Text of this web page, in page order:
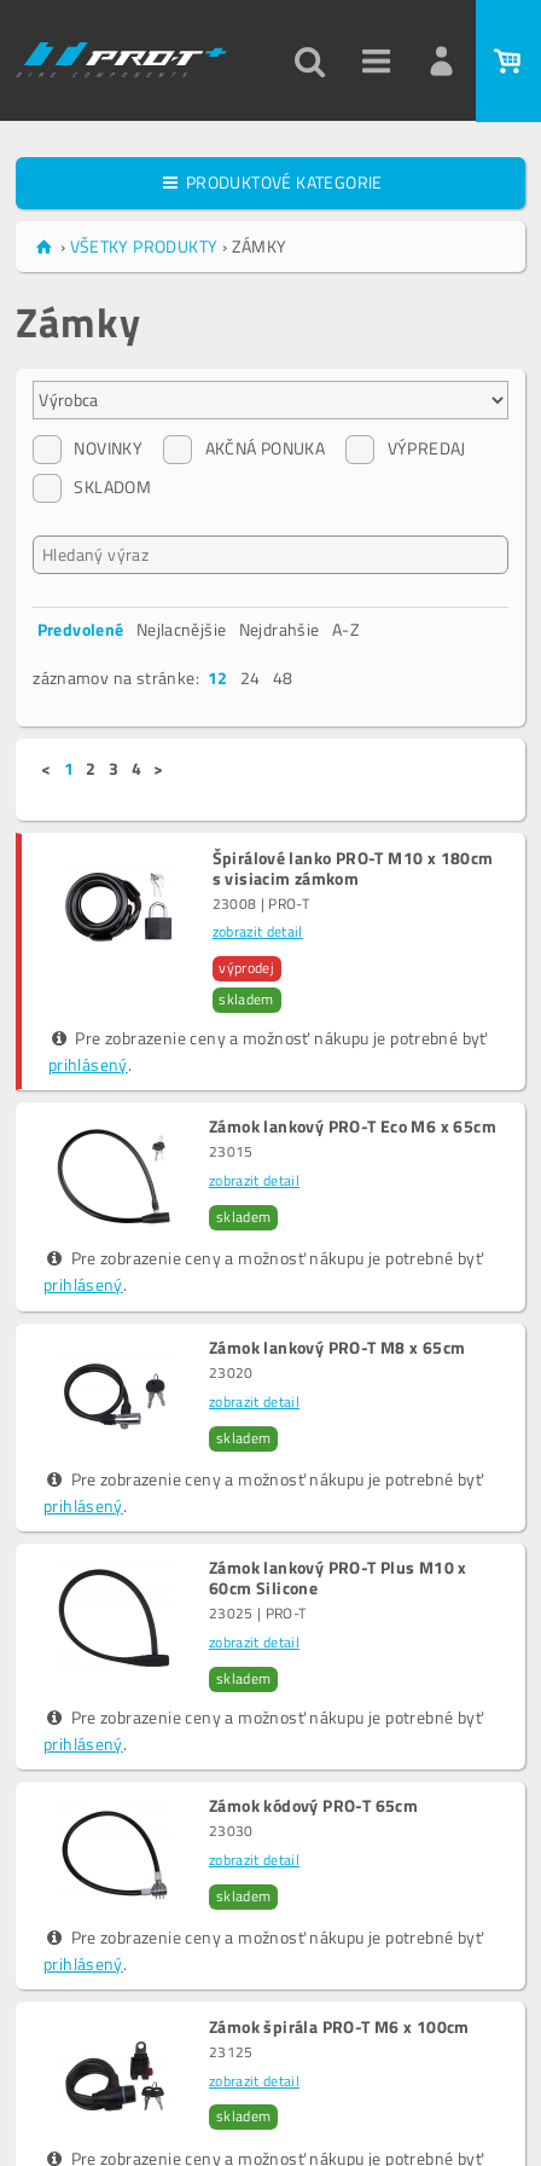
PRODUKTOVÉ KATEGORIE
›VŠETKY PRODUKTY ›ZÁMKY
Zámky
NOVINKY AKČNÁ PONUKA
VÝPREDAJ
SKLADOM
Predvolené Nejlacnějšie Nejdrahšie A-Z
záznamov na stránke: 12 24 48
< 1 2 3 4 >
Špirálové lanko PRO-T M10 x 180cm
s visiacim zámkom
23008 | PRO-T
zobrazit detail
výprodej
skladem
Pre zobrazenie ceny a možnosť nákupu je potrebné byť
prihlásený.
Zámok lankový PRO-T Eco M6 x 65cm
23015
zobrazit detail
skladem
Pre zobrazenie ceny a možnosť nákupu je potrebné byť
prihlásený.
Zámok lankový PRO-T M8 x 65cm
23020
zobrazit detail
skladem
Pre zobrazenie ceny a možnosť nákupu je potrebné byť
prihlásený.
Zámok lankový PRO-T Plus M10 x
60cm Silicone
23025 | PRO-T
zobrazit detail
skladem
Pre zobrazenie ceny a možnosť nákupu je potrebné byť
prihlásený.
Zámok kódový PRO-T 65cm
23030
zobrazit detail
skladem
Pre zobrazenie ceny a možnosť nákupu je potrebné byť
prihlásený.
Zámok špirála PRO-T M6 x 100cm
23125
zobrazit detail
skladem
Pre zobrazenie ceny a možnosť nákupu je potrebné byť